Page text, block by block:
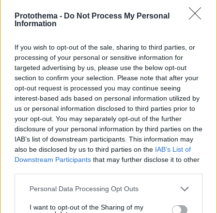
Protothema - Do Not Process My Personal
Information
If you wish to opt-out of the sale, sharing to third parties, or
processing of your personal or sensitive information for
targeted advertising by us, please use the below opt-out
section to confirm your selection. Please note that after your
opt-out request is processed you may continue seeing
interest-based ads based on personal information utilized by
us or personal information disclosed to third parties prior to
your opt-out. You may separately opt-out of the further
disclosure of your personal information by third parties on the
IAB’s list of downstream participants. This information may
also be disclosed by us to third parties on the IAB’s List of
Downstream Participants that may further disclose it to other
Please note that this website/app uses one or more Google
not limited to your visit or usage behaviour. You may click to
Personal Data Processing Opt Outs
I want to opt-out of the Sharing of my
Ο «Δράκος» του Λονδίνου: 40χρονος με
προβλήματα όρασης σκότωνε και βίαζε γυναίκες,
η αστυνομία τον είχε συλλάβει και τον άφησε
ελεύθερο
07.08.2026, 22:54